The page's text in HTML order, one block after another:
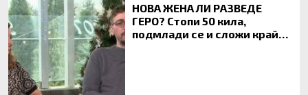
НОВА ЖЕНА ЛИ РАЗВЕДЕ
ГЕРО? Стопи 50 кила,
подмлади се и сложи край